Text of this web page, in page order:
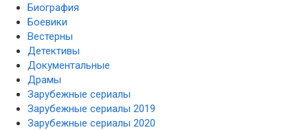
Биография
Боевики
Вестерны
Детективы
Документальные
Драмы
Зарубежные сериалы
Зарубежные сериалы 2019
Зарубежные сериалы 2020